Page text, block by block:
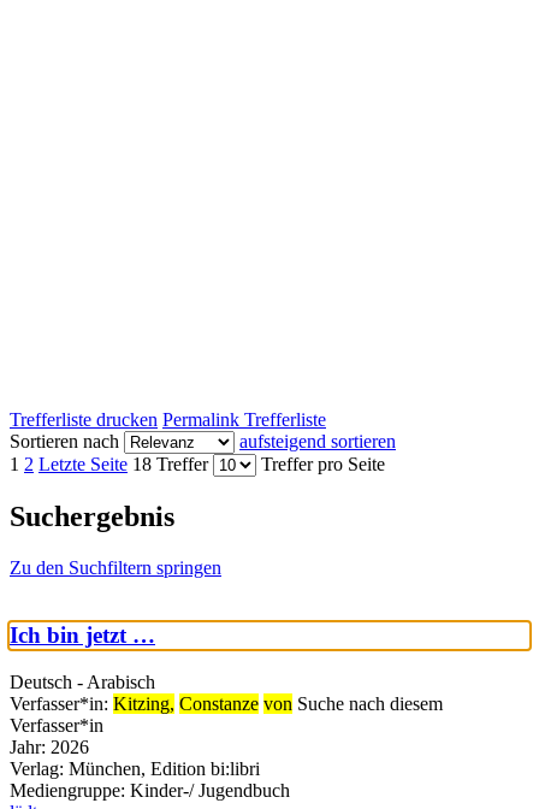
Trefferliste drucken Permalink Trefferliste
Sortieren nach
aufsteigend sortieren
1 2 Letzte Seite 18 Treffer Treffer pro Seite
Suchergebnis
Zu den Suchfiltern springen
Ich bin jetzt …
Deutsch - Arabisch
Verfasser*in: Kitzing, Constanze von Suche nach diesem
Verfasser*in
Jahr: 2026
Verlag: München, Edition bi:libri
Mediengruppe: Kinder-/ Jugendbuch